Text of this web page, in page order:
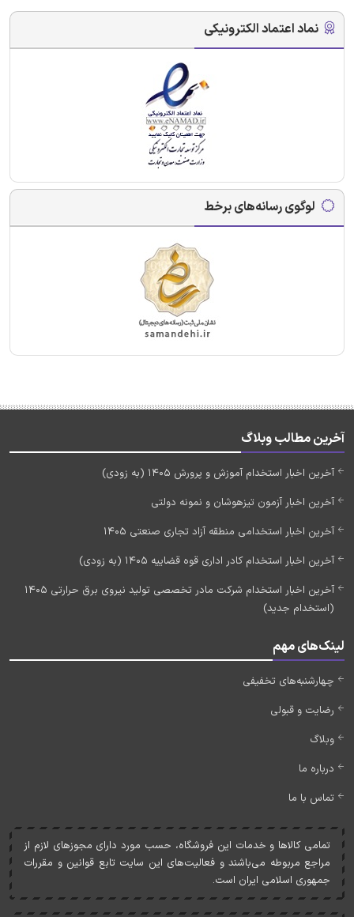
نماد اعتماد الکترونیکی
لوگوی رسانه‌های برخط
آخرین مطالب وبلاگ
آخرین اخبار استخدام آموزش و پرورش 1405 (به زودی)
آخرین اخبار آزمون تیزهوشان و نمونه دولتی
آخرین اخبار استخدامی منطقه آزاد تجاری صنعتی 1405
آخرین اخبار استخدام کادر اداری قوه قضاییه 1405 (به زودی)
آخرین اخبار استخدام شرکت مادر تخصصی تولید نیروی برق حرارتی 1405
(استخدام جدید)
لینک‌های مهم
چهارشنبه‌های تخفیفی
رضایت و قبولی
وبلاگ
درباره ما
تماس با ما
تمامی کالاها و خدمات اين فروشگاه، حسب مورد دارای مجوزهای لازم از
مراجع مربوطه می‌باشند و فعاليت‌های اين سايت تابع قوانين و مقررات
جمهوری اسلامی ايران است.